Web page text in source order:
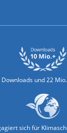
und 22
sich für